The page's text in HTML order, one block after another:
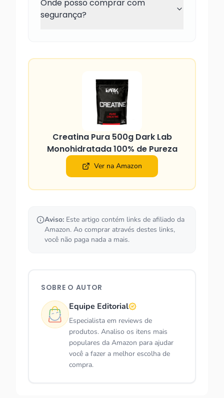
Onde posso comprar com
segurança?
Creatina Pura 500g Dark Lab
Monohidratada 100% de Pureza
Ver na Amazon
Aviso: Este artigo contém links de afiliado da
Amazon. Ao comprar através destes links,
você não paga nada a mais.
SOBRE O AUTOR
Equipe Editorial
Especialista em reviews de
produtos. Analiso os itens mais
populares da Amazon para ajudar
você a fazer a melhor escolha de
compra.